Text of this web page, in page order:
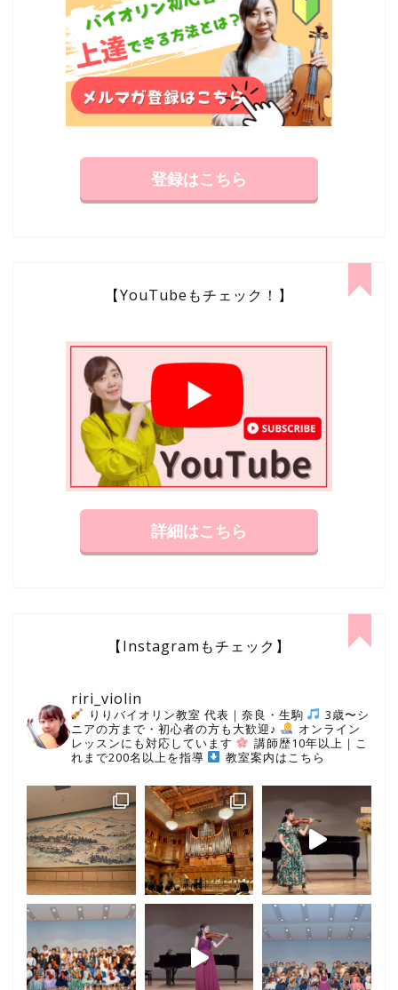
登録はこちら
【YouTubeもチェック！】
詳細はこちら
【Instagramもチェック】
riri_violin
りりバイオリン教室 代表｜奈良・生駒
3歳〜シ
ニアの方まで・初心者の方も大歓迎♪
オンライン
レッスンにも対応しています
講師歴10年以上｜こ
れまで200名以上を指導
教室案内はこちら